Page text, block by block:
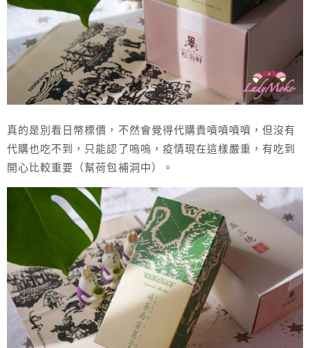
真的是別看日幣標價，不然會覺得代購貴噴噴噴噴，但沒有
代購也吃不到，只能認了嗚嗚，疫情現在這樣嚴重，有吃到
開心比較重要（幫荷包補洞中）。